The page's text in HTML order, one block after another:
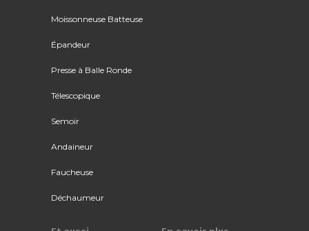
Moissonneuse Batteuse
Épandeur
Presse à Balle Ronde
Télescopique
Semoir
Andaineur
Faucheuse
Déchaumeur